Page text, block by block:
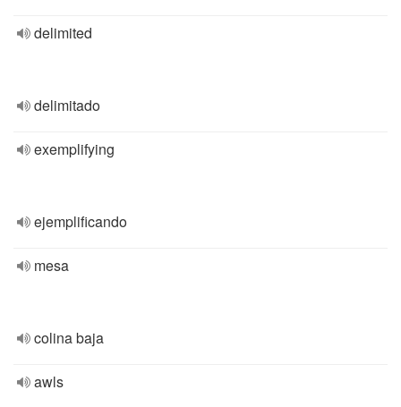
delimited
delimitado
exemplifying
ejemplificando
mesa
colina baja
awls